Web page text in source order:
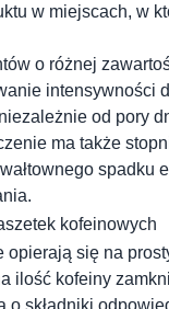
w miejscach, w
o różnej
intensywności
od pory
ma także
spadku
kofeinowych
opierają się na
ilość kofeiny
o składniki